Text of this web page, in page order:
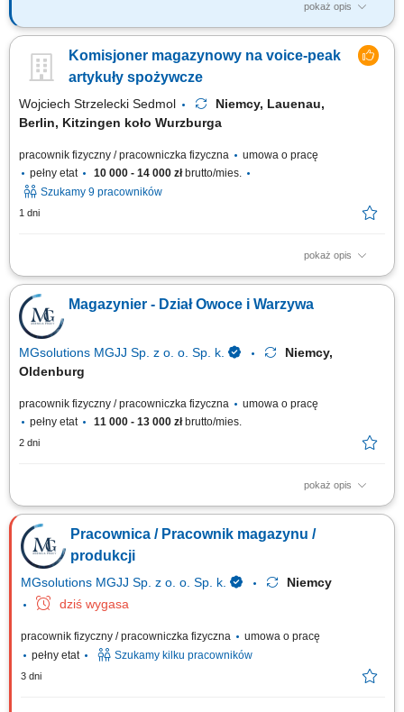
pokaż opis
Zadania: prace magazynowe (komisjonowanie, pakowanie,
załadunek i rozładunek samochodów ciężarowych; sporządzanie i
kontrola dokumentów wysyłkowych; montaż elementów wózków
Komisjoner magazynowy na voice-peak
artykuły spożywcze
Wojciech Strzelecki Sedmol
Niemcy, Lauenau,
Berlin, Kitzingen koło Wurzburga
pracownik fizyczny / pracowniczka fizyczna
umowa o pracę
pełny etat
10 000 - 14 000 złbrutto/mies.
Szukamy 9 pracowników
1 dni
pokaż opis
Opis stanowiska: Zbieranie towaru w magazynie; Poruszanie się na
małym wózku elektrycznym; Wożenie za sobą palety, na której układamy
zebrany towar wg pozycji usłyszanej w słuchawce; Praca w dziale
owoców i warzyw (od poniedziałku do niedzieli, sobota wolna + 1 dzień w
tygodniu,...
Magazynier - Dział Owoce i Warzywa
MGsolutions MGJJ Sp. z o. o. Sp. k.
Niemcy,
Oldenburg
pracownik fizyczny / pracowniczka fizyczna
umowa o pracę
pełny etat
11 000 - 13 000 złbrutto/mies.
2 dni
pokaż opis
Opis stanowiska Realizacja zamówień (Order Picker, Komisjonowanie) w
dziale Obst und Gemuse (owoce i warzywa) - możliwość pracy na
systemie w języku polskim. Opieka polskojęzycznego Koordynatora i
szkoleniowca! Układanie towaru; Kontrola jakości; Inne proste prace na
terenie magazynu;
Pracownica / Pracownik magazynu /
produkcji
MGsolutions MGJJ Sp. z o. o. Sp. k.
Niemcy
dziś wygasa
pracownik fizyczny / pracowniczka fizyczna
umowa o pracę
pełny etat
Szukamy kilku pracowników
3 dni